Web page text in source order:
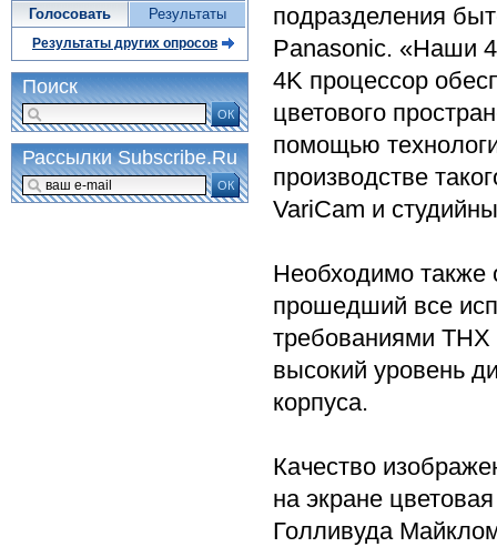
подразделения
Panasonic. «Наши
4K процессор
цветового
помощью
производстве
VariCam и
Необходимо также
прошедший все
требованиями
высокий уровень
корпуса.
Качество
на экране
Голливуда
Голосовать Результаты
Результаты других опросов
Поиск
ОК
Рассылки Subscribe.Ru
ОК